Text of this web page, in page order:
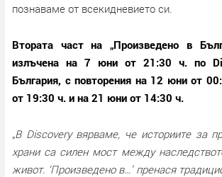
познаваме от всекидневието си.
Втората част на „Произведено в
излъчена на 7 юни от 21:30 ч. по
България, с повторения на 12 юни от
от 19:30 ч. и на 21 юни от 14:30 ч.
„В Discovery вярваме, че историите за
храни са силен мост между
живот. ‘Произведено в…’ пренася